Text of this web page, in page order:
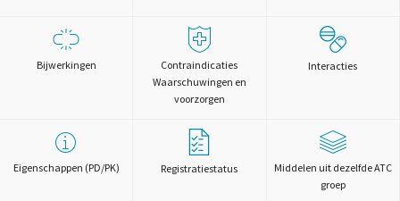
Bijwerkingen
Contraindicaties
Waarschuwingen en
voorzorgen
Interacties
Eigenschappen (PD/PK) Registratiestatus
Middelen uit dezelfde ATC
groep